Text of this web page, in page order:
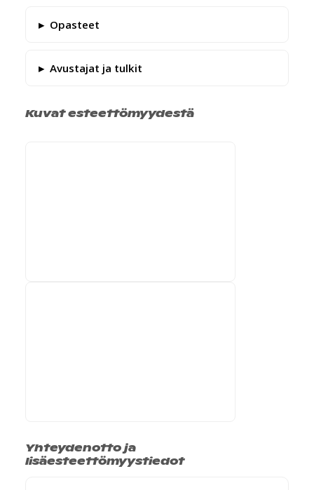
Opasteet
Avustajat ja tulkit
Kuvat esteettömyydestä
Yhteydenotto ja
lisäesteettömyystiedot